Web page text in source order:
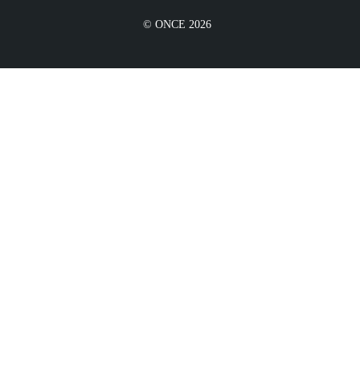
© ONCE 2026